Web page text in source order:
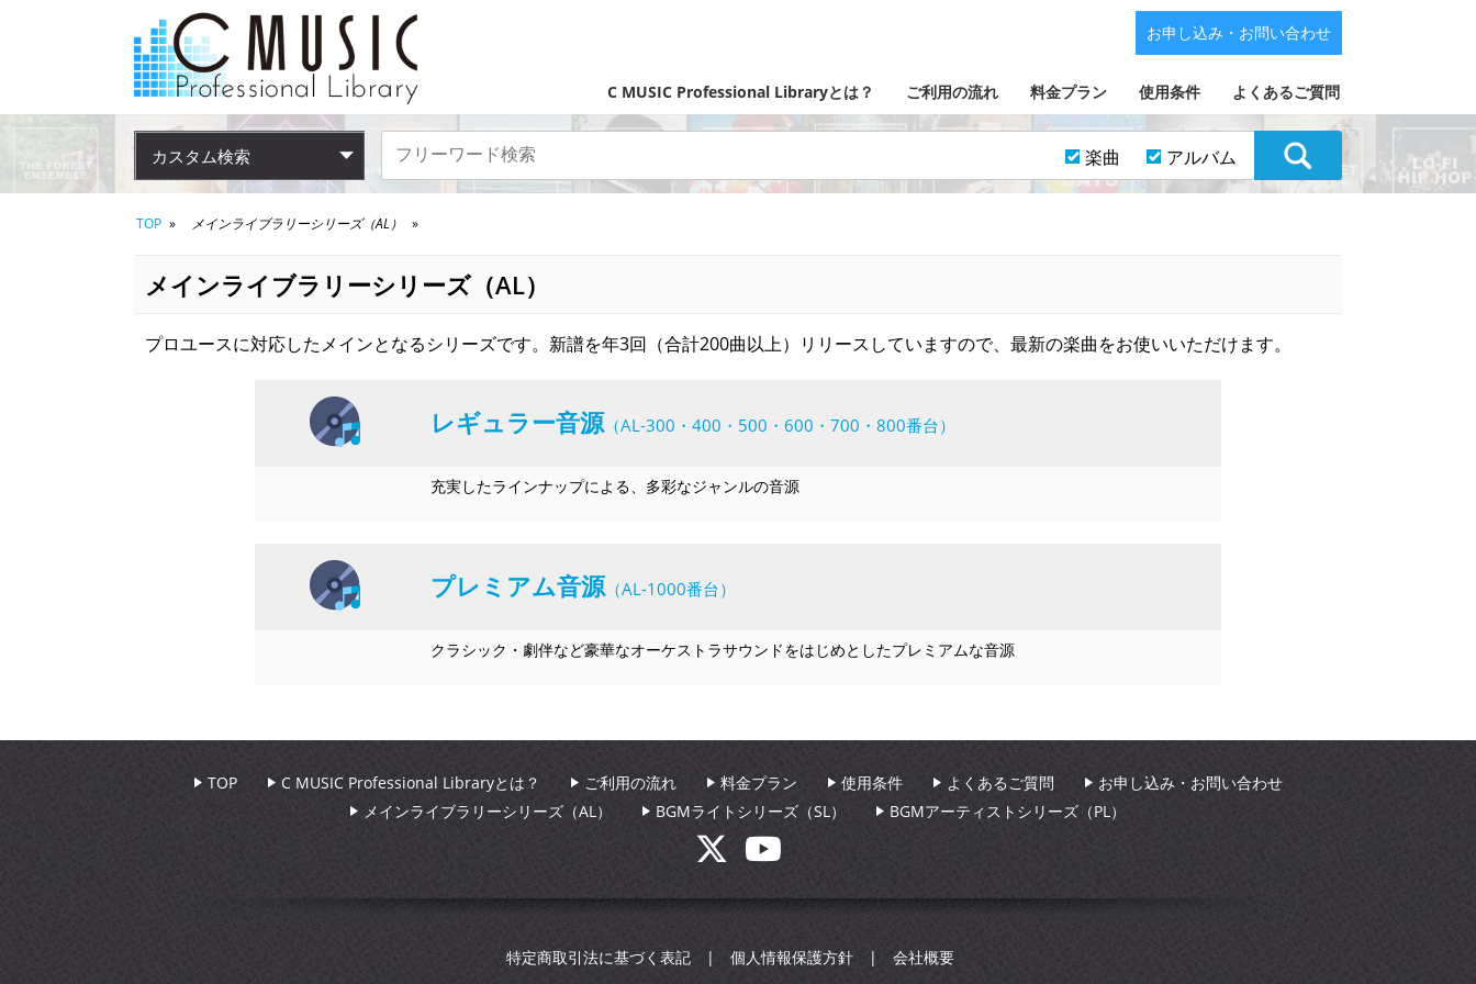
C MUSIC Professional Libraryとは？ ご利用の流れ 料金プラン 使用条件 よくあるご質問
お申し込み・お問い合わせ
カスタム検索 楽曲 アルバム
TOP メインライブラリーシリーズ（AL）
メインライブラリーシリーズ（AL）
プロユースに対応したメインとなるシリーズです。新譜を年3回（合計200曲以上）リリースしていますので、最新の楽曲をお使いいただけます。
レギュラー音源 （AL-300・400・500・600・700・800番台）
充実したラインナップによる、多彩なジャンルの音源
プレミアム音源 （AL-1000番台）
クラシック・劇伴など豪華なオーケストラサウンドをはじめとしたプレミアムな音源
TOP C MUSIC Professional Libraryとは？ ご利用の流れ 料金プラン 使用条件 よくあるご質問
お申し込み・お問い合わせ
メインライブラリーシリーズ（AL）
BGMライトシリーズ（SL） BGMアーティストシリーズ（PL）
特定商取引法に基づく表記 個人情報保護方針 会社概要